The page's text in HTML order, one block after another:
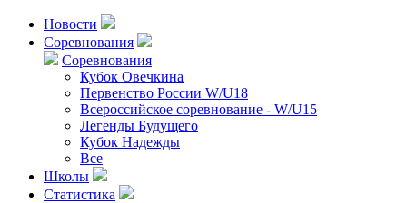
Новости
Соревнования
Соревнования
Кубок Овечкина
Первенство России W/U18
Всероссийское соревнование - W/U15
Легенды Будущего
Кубок Надежды
Все
Школы
Статистика